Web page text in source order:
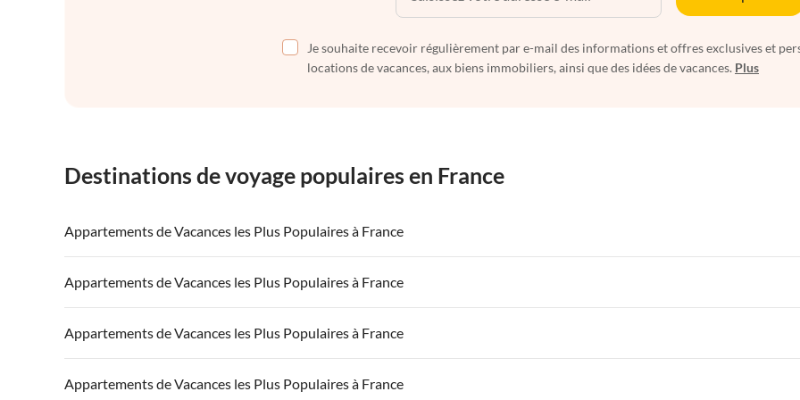
Je souhaite recevoir régulièrement par e-mail des informations et offres exclusives et
locations de vacances, aux biens immobiliers, ainsi que des idées de vacances. Plus
Destinations de voyage populaires en France
Appartements de Vacances les Plus Populaires à France
Appartements de Vacances à France Appartements de Vacances à Paris-Ile de France
Appartements de Vacances à Côte atlantique Appartements de Vacances à la Normandie Appartements de Vacances à Sud de la
Appartements de Vacances à Côte d'Azur
Appartements de Vacances les Plus Populaires à France
Appartements de Vacances à France Appartements de Vacances à Paris-Ile de France
Appartements de Vacances à Côte atlantique Appartements de Vacances à la Normandie Appartements de Vacances à Sud de la
Appartements de Vacances à Côte d'Azur
Appartements de Vacances les Plus Populaires à France
Appartements de Vacances à France Appartements de Vacances à Paris-Ile de France
Appartements de Vacances les Plus Populaires à France